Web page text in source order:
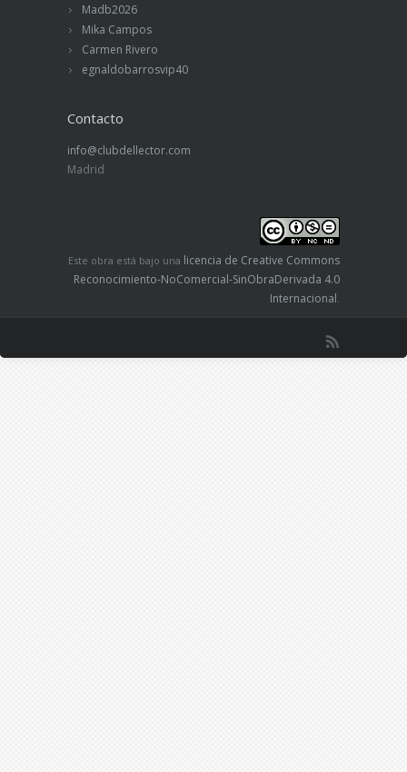
Madb2026
Mika Campos
Carmen Rivero
egnaldobarrosvip40
Contacto
info@clubdellector.com
Madrid
Este obra está bajo una licencia de Creative Commons
Reconocimiento-NoComercial-SinObraDerivada 4.0
Internacional